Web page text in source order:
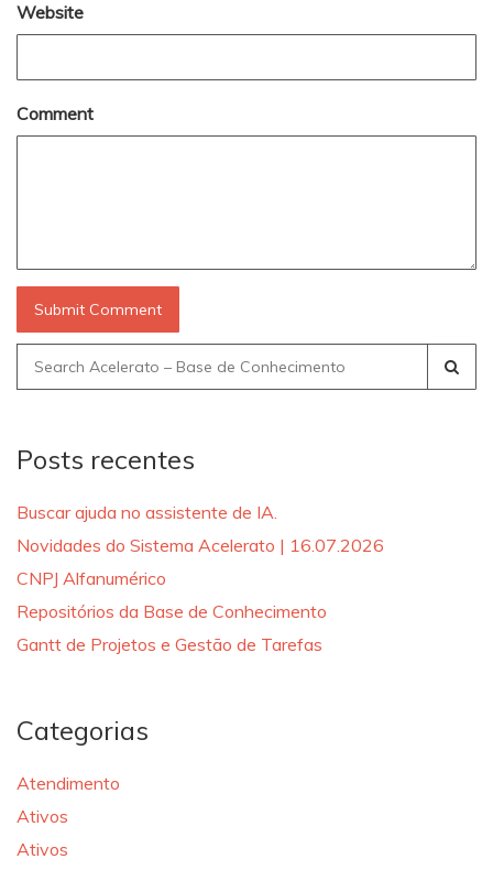
Website
Comment
Search
for:
Posts recentes
Buscar ajuda no assistente de IA.
Novidades do Sistema Acelerato | 16.07.2026
CNPJ Alfanumérico
Repositórios da Base de Conhecimento
Gantt de Projetos e Gestão de Tarefas
Categorias
Atendimento
Ativos
Ativos